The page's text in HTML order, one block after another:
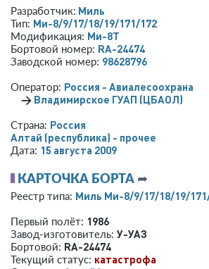
Разработчик: Миль
Тип: Ми-8/9/17/18/19/171/172
Модификация: Ми-8Т
Бортовой номер: RA-24474
Заводской номер: 98628796
Оператор: Россия - Авиалесоохрана
→ Владимирское ГУАП (ЦБАОЛ)
Страна: Россия
Алтай (республика) - прочее
Дата: 15 августа 2009
КАРТОЧКА БОРТА ➦
Реестр типа: Миль Ми-8/9/17/18/19/
Первый полёт: 1986
Завод-изготовитель: У-УАЗ
Бортовой: RA-24474
Текущий статус: катастрофа